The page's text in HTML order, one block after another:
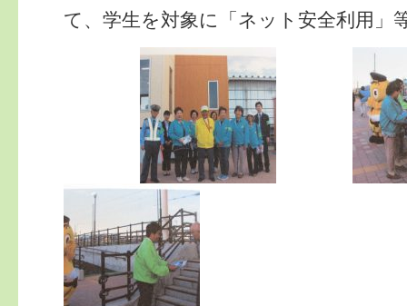
て、学生を対象に「ネット安全利用」